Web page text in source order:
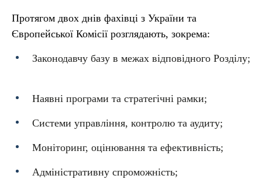
Протягом двох днів фахівці з України та
Європейської Комісії розглядають, зокрема:
Законодавчу базу в межах відповідного Розділу;
Наявні програми та стратегічні рамки;
Системи управління, контролю та аудиту;
Моніторинг, оцінювання та ефективність;
Адміністративну спроможність;